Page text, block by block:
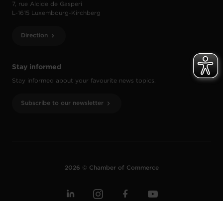
Stay informed
Stay informed about your favourite news topics.
Subscribe to our newsletter
7, rue Alcide de Gasperi
L-1615 Luxembourg-Kirchberg
Direction
2026 © Chamber of Commerce